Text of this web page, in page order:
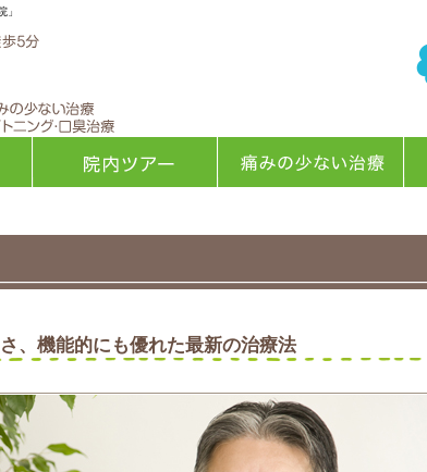
」
、機能的にも優れた最新の治療法